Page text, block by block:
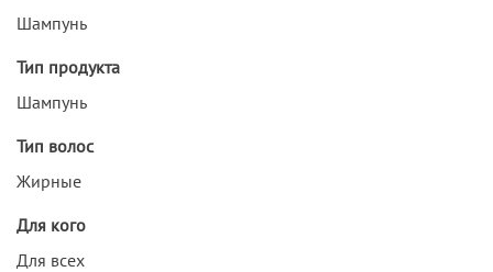
Шампунь
Тип продукта
Шампунь
Тип волос
Жирные
Для кого
Для всех